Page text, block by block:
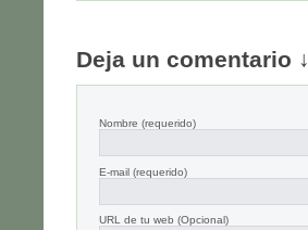
Deja un comentario ↓
Nombre (requerido)
E-mail (requerido)
URL de tu web (Opcional)